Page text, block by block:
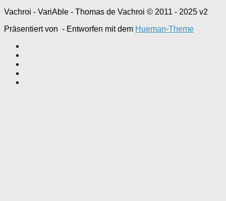
Vachroi - VariAble - Thomas de Vachroi © 2011 - 2025 v2
Präsentiert von - Entworfen mit dem Hueman-Theme